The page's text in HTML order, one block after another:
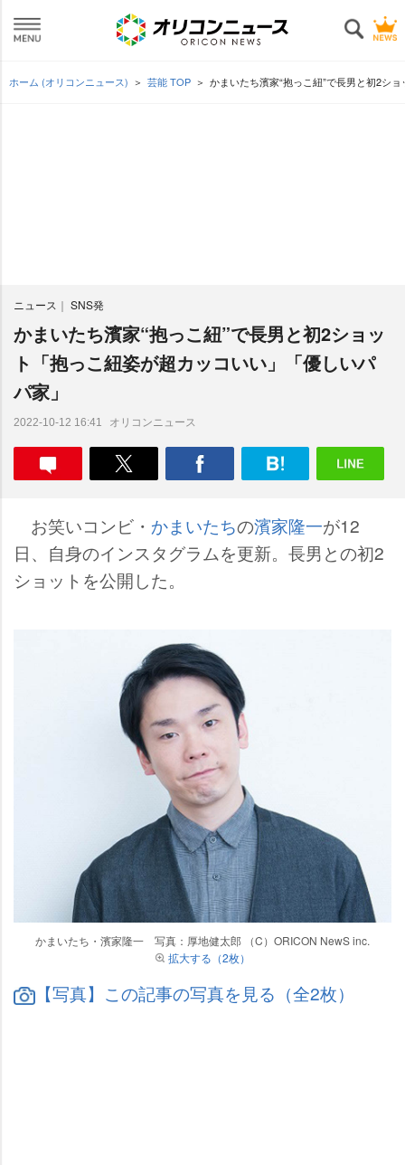
ホーム (オリコンニュース) 芸能 TOP かまいたち濱家“抱っこ紐”で長男と初2シ
ニュース SNS発
かまいたち濱家“抱っこ紐”で長男と初2ショッ
ト「抱っこ紐姿が超カッコいい」「優しいパ
パ家」
2022-10-12 16:41 オリコンニュース
お笑いコンビ・ かまいたちの濱家隆一が12
日、自身のインスタグラムを更新。長男との初2
ショットを公開した。
かまいたち・濱家隆一 写真：厚地健太郎 （C）ORICON NewS inc.
拡大する（2枚）
【写真】この記事の写真を見る（全2枚）